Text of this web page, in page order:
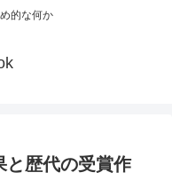
的な何か
と歴代の受賞作